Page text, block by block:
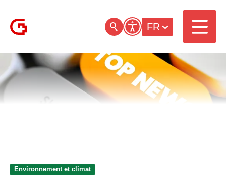
FR
Environnement et climat